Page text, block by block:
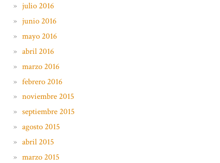
julio 2016
junio 2016
mayo 2016
abril 2016
marzo 2016
febrero 2016
noviembre 2015
septiembre 2015
agosto 2015
abril 2015
marzo 2015